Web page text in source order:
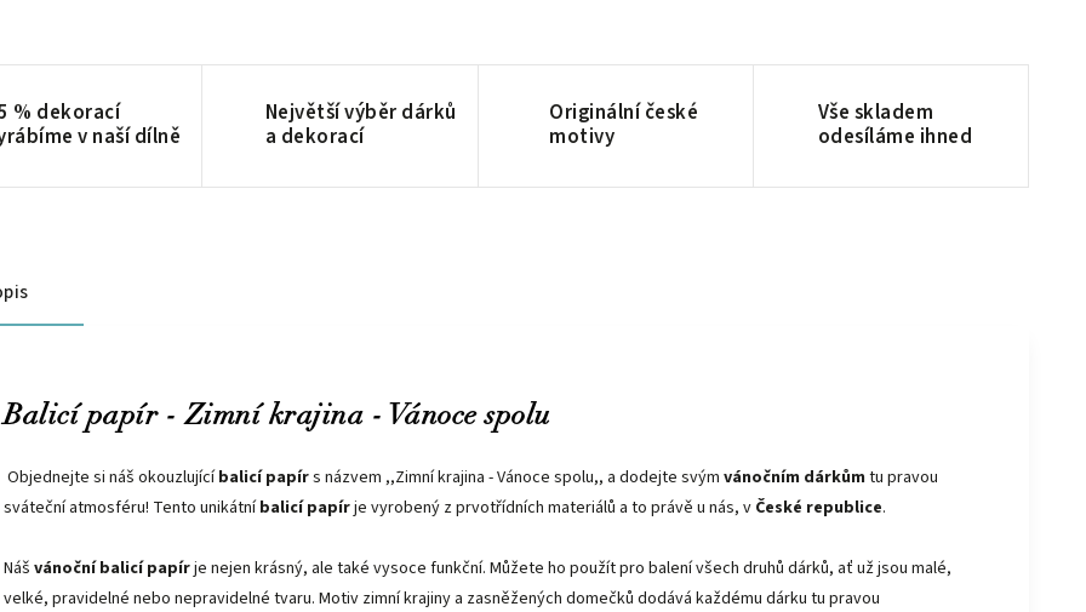
% dekorací
v naší dílně
Největší výběr dárků
a dekorací
Originální české
motivy
Vše skladem
odesíláme ihned
Balicí papír - Zimní krajina - Vánoce spolu
Objednejte si náš okouzlujícíbalicí papírs názvem ,,Zimní krajina - Vánoce spolu,, a dodejte svým vánočním dárkům tu pravou
sváteční atmosféru! Tento unikátníbalicí papírje vyrobený z prvotřídních materiálů a to právě u nás, v České republice.
Náš vánoční balicí papírje nejen krásný, ale také vysoce funkční. Můžete ho použít pro balení všech druhů dárků, ať už jsou malé,
velké, pravidelné nebo nepravidelné tvaru. Motiv zimní krajiny a zasněžených domečků dodává každému dárku tu pravou